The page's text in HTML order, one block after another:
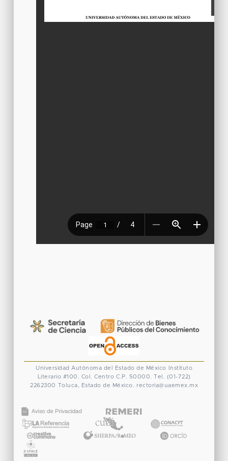
Universidad Autónoma del Estado de México
Instituto
Literario #100. Col. Centro C.P. 50000. Tel. (01-722)
2262300 Toluca, Estado de México. rectoria@uaemex.mx